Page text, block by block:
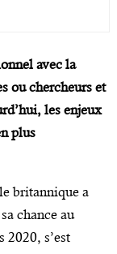
avec la
ou chercheurs et
les enjeux
plus
britannique a
chance au
2020, s’est